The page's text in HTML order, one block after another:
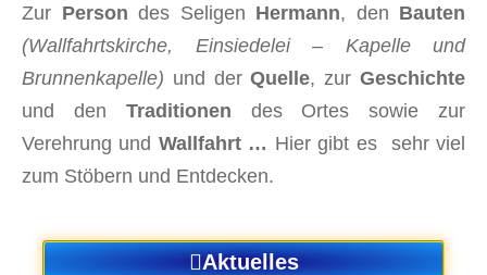
Zur Person des Seligen Hermann, den Bauten
(Wallfahrtskirche, Einsiedelei – Kapelle und
Brunnenkapelle) und derQuelle, zurGeschichte
und den Traditionen des Ortes sowie zur
Verehrung und Wallfahrt … Hier gibt es sehr viel
zum Stöbern und Entdecken.
Aktuelles